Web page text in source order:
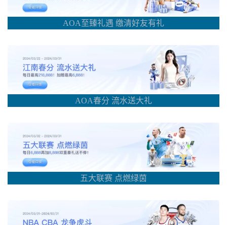
AOA至臻礼遇 缴清好友有礼
AOA春分 流水送大礼
五大联赛 点燃绿茵